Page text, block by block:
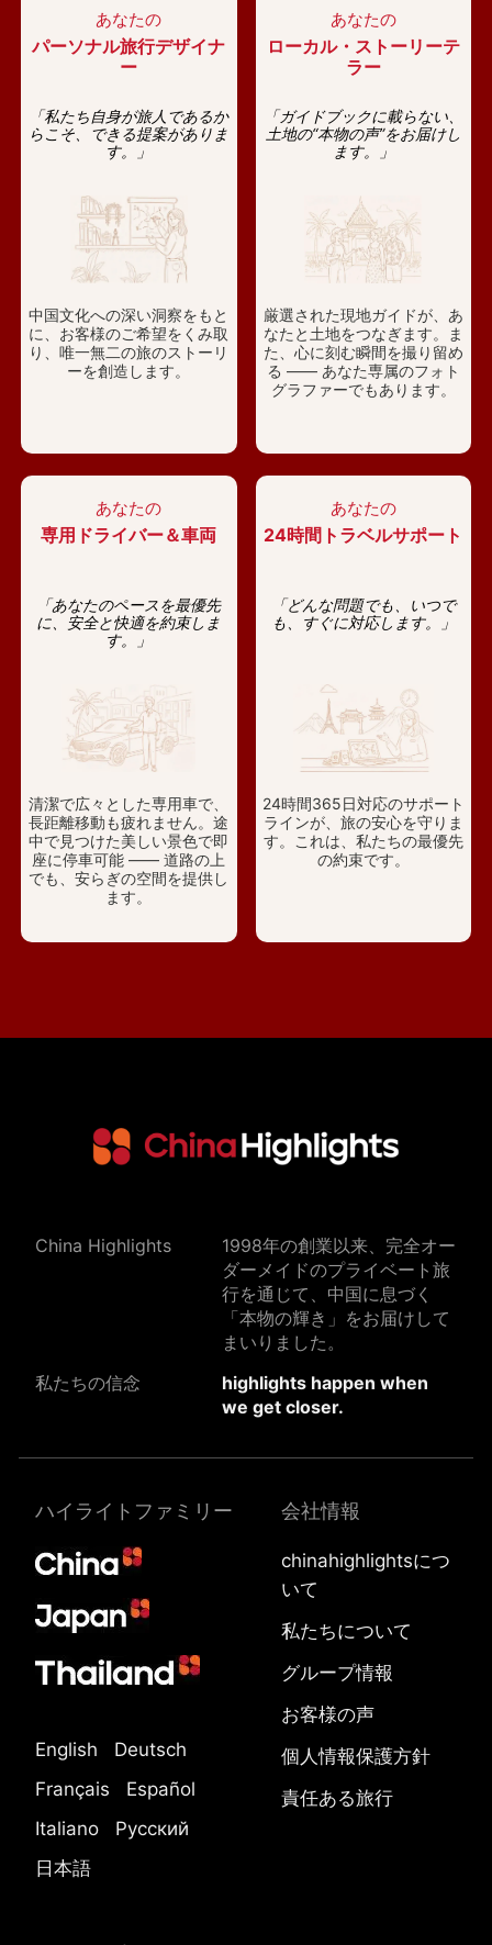
あなたの
パーソナル旅行デザイナ
ー
「私たち自身が旅人であるか
らこそ、できる提案がありま
す。」
中国文化への深い洞察をもと
に、お客様のご希望をくみ取
り、唯一無二の旅のストーリ
ーを創造します。
あなたの
ローカル・ストーリーテ
ラー
「ガイドブックに載らない、
土地の“本物の声”をお届けし
ます。」
厳選された現地ガイドが、あ
なたと土地をつなぎます。ま
た、心に刻む瞬間を撮り留め
る —— あなた専属のフォト
グラファーでもあります。
あなたの
専用ドライバー＆車両
「あなたのペースを最優先
に、安全と快適を約束しま
す。」
清潔で広々とした専用車で、
長距離移動も疲れません。途
中で見つけた美しい景色で即
座に停車可能 —— 道路の上
でも、安らぎの空間を提供し
ます。
あなたの
24時間トラベルサポート
「どんな問題でも、いつで
も、すぐに対応します。」
24時間365日対応のサポート
ラインが、旅の安心を守りま
す。これは、私たちの最優先
の約束です。
China Highlights
1998年の創業以来、完全オー
ダーメイドのプライベート旅
行を通じて、中国に息づく
「本物の輝き」をお届けして
まいりました。
私たちの信念
highlights happen when
we get closer.
ハイライトファミリー
English
Deutsch
Français
Español
Italiano
Русский
日本語
会社情報
chinahighlightsにつ
いて
私たちについて
グループ情報
お客様の声
個人情報保護方針
責任ある旅行